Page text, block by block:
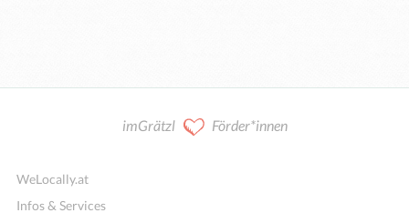
imGrätzl Förder*innen
WeLocally.at
Infos & Services